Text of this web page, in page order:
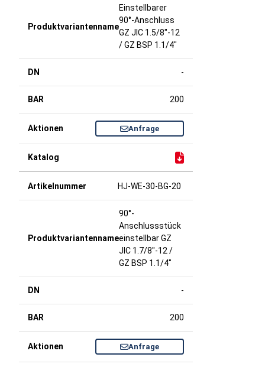
Einstellbarer
90°-Anschluss
GZ JIC 1.5/8"-12
/ GZ BSP 1.1/4"
-
200
Anfrage
HJ-WE-30-BG-20
90°-
Anschlussstück
einstellbar GZ
JIC 1.7/8"-12 /
GZ BSP 1.1/4"
-
200
Anfrage